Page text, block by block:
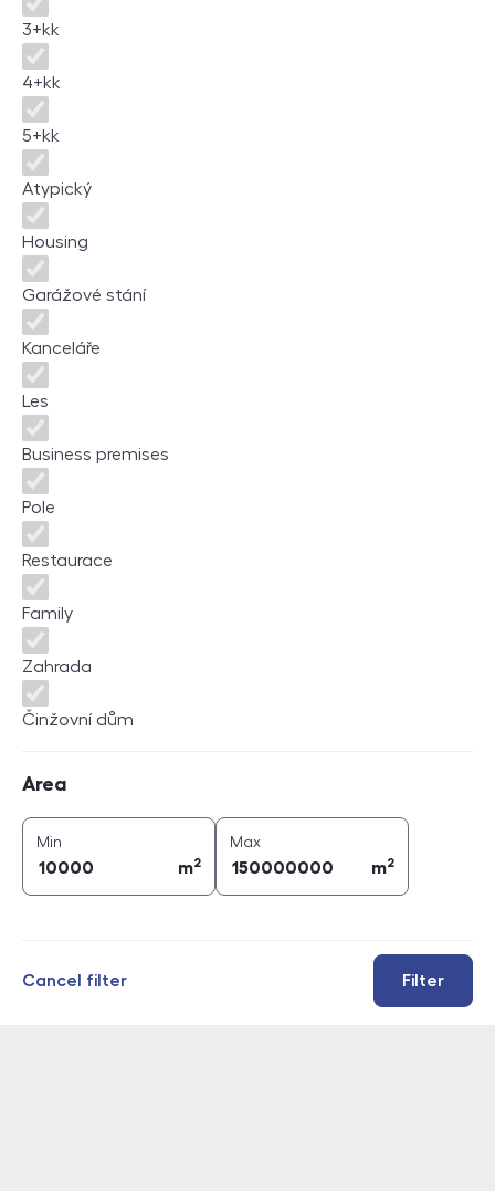
3+kk
4+kk
5+kk
Atypický
Housing
Garážové stání
Kanceláře
Les
Business premises
Pole
Restaurace
Family
Zahrada
Činžovní dům
Area
Min
m2
Maxarea (
m2
Filter
Cancel filter